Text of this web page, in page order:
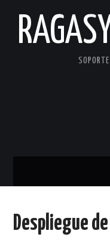
ACERCA DE
Despliegue